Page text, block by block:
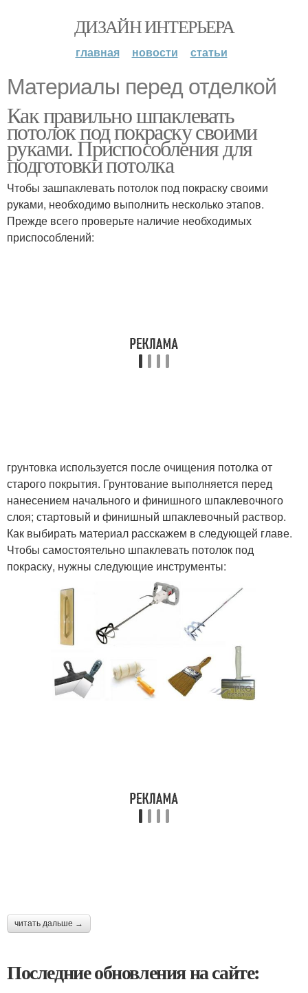
ДИЗАЙН ИНТЕРЬЕРА
главная новости статьи
Материалы перед отделкой
Как правильно шпаклевать
потолок под покраску своими
руками. Приспособления для
подготовки потолка
Чтобы зашпаклевать потолок под покраску своими
руками, необходимо выполнить несколько этапов.
Прежде всего проверьте наличие необходимых
приспособлений:
грунтовка используется после очищения потолка от
старого покрытия. Грунтование выполняется перед
нанесением начального и финишного шпаклевочного
слоя; стартовый и финишный шпаклевочный раствор.
Как выбирать материал расскажем в следующей главе.
Чтобы самостоятельно шпаклевать потолок под
покраску, нужны следующие инструменты:
читать дальше →
Последние обновления на сайте: